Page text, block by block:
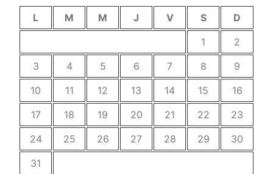
L M M J V S
D
1
2
3
4 5 6 7 8
9
10
11 12 13 14 15
16
17
18 19 20 21 22
23
24
25 26 27 28 29
30
31